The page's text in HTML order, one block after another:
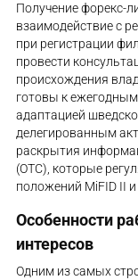
Получение форекс-
взаимодействие с
при регистрации
провести
происхождения
готовы к
адаптацией
делегированным
раскрытия
(OTC), которые
положений MiFID II и
Особенности
интересов
Одним из самых